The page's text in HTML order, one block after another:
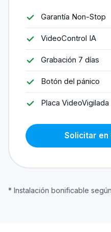
Garantía Non-Stop
VideoControl IA
Grabación 7 días
Botón del pánico
Placa VideoVigilada
Solicitar en
* Instalación bonificable